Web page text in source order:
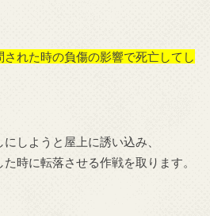
れた時の負傷の影響で死亡してし
しようと屋上に誘い込み、
時に転落させる作戦を取ります。